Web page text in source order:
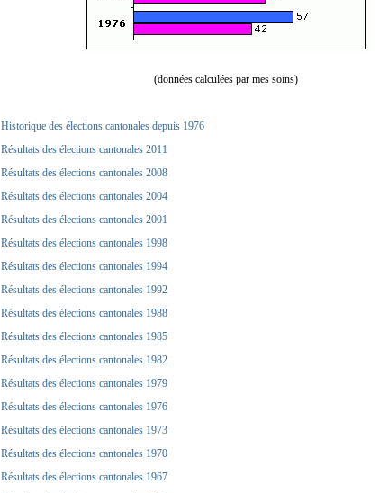
(données calculées par mes soins)
Historique des élections cantonales depuis 1976
Résultats des élections cantonales 2011
Résultats des élections cantonales 2008
Résultats des élections cantonales 2004
Résultats des élections cantonales 2001
Résultats des élections cantonales 1998
Résultats des élections cantonales 1994
Résultats des élections cantonales 1992
Résultats des élections cantonales 1988
Résultats des élections cantonales 1985
Résultats des élections cantonales 1982
Résultats des élections cantonales 1979
Résultats des élections cantonales 1976
Résultats des élections cantonales 1973
Résultats des élections cantonales 1970
Résultats des élections cantonales 1967